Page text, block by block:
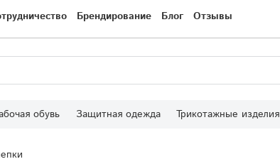
Брендирование Блог Отзывы
обувь Защитная одежда Трикотажные изделия